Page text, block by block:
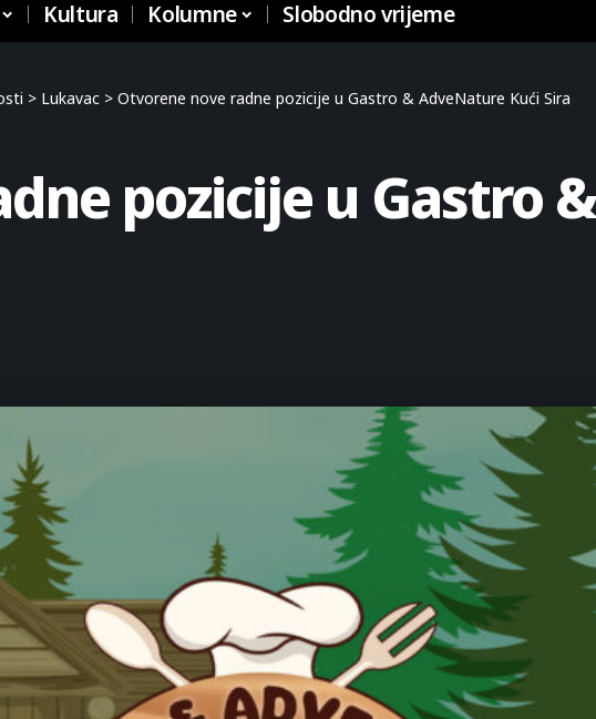
Kultura Kolumne Slobodno vrijeme
> Lukavac > Otvorene nove radne pozicije u Gastro & AdveNature Kući Sira
pozicije u Gastro